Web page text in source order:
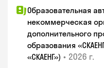
Образовательная
некоммерческая
дополнительного
образования
«СКАЕНГ») • 2026 г.